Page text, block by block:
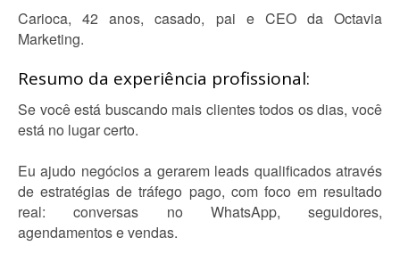
Carioca, 42 anos, casado, pai e CEO da Octavia
Marketing.
Resumo da experiência profissional:
Se você está buscando mais clientes todos os dias, você
está no lugar certo.
Eu ajudo negócios a gerarem leads qualificados através
de estratégias de tráfego pago, com foco em resultado
real: conversas no WhatsApp, seguidores,
agendamentos e vendas.